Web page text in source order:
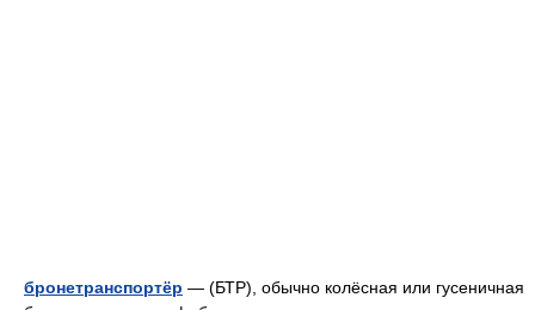
бронетранспортёр — (БТР), обычно колёсная или гусеничная